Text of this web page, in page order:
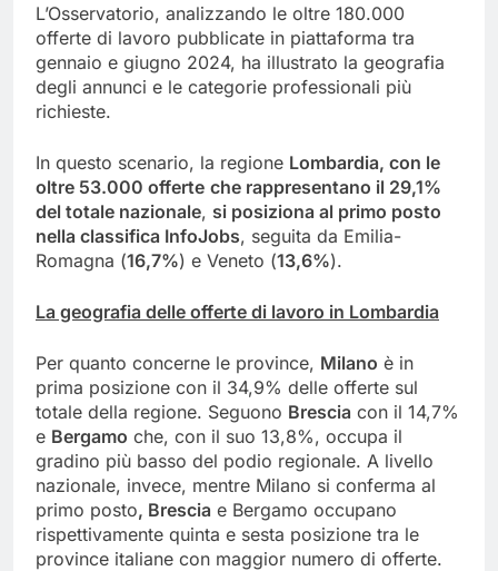
L’Osservatorio, analizzando le oltre 180.000
offerte di lavoro pubblicate in piattaforma tra
gennaio e giugno 2024, ha illustrato la geografia
degli annunci e le categorie professionali più
richieste.
In questo scenario, la regione Lombardia, con le
oltre 53.000 offerte che rappresentano il 29,1%
del totale nazionale, si posiziona al primo posto
nella classifica InfoJobs, seguita da Emilia-
Romagna (16,7%) e Veneto (13,6%).
La geografia delle offerte di lavoro in Lombardia
Per quanto concerne le province, Milano è in
prima posizione con il 34,9% delle offerte sul
totale della regione. Seguono Brescia con il 14,7%
e Bergamo che, con il suo 13,8%, occupa il
gradino più basso del podio regionale. A livello
nazionale, invece, mentre Milano si conferma al
primo posto, Brescia e Bergamo occupano
rispettivamente quinta e sesta posizione tra le
province italiane con maggior numero di offerte.